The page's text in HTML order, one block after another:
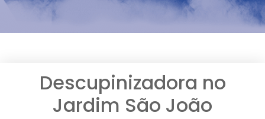
Descupinizadora no
Jardim São João